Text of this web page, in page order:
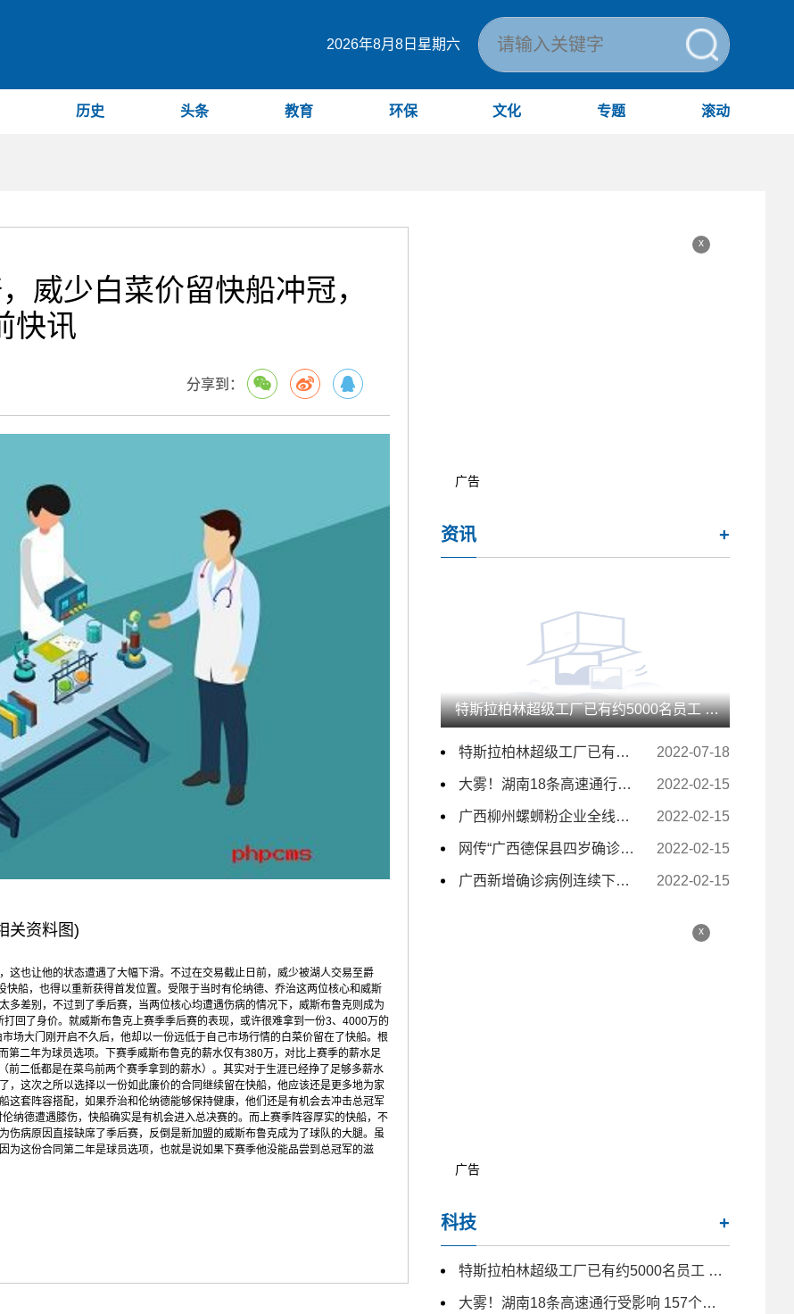
2026年8月8日星期六
历史 头条 教育 环保 文化 专题 滚动
威少白菜价留快船冲冠，
快讯
分享到：
关资料图)
这也让他的状态遭遇了大幅下滑。不过在交易截止日前，威少被湖人交易至爵
船，也得以重新获得首发位置。受限于当时有伦纳德、乔治这两位核心和威斯
差别，不过到了季后赛，当两位核心均遭遇伤病的情况下，威斯布鲁克则成为
回了身价。就威斯布鲁克上赛季季后赛的表现，或许很难拿到一份3、4000万的
场大门刚开启不久后，他却以一份远低于自己市场行情的白菜价留在了快船。根
二年为球员选项。下赛季威斯布鲁克的薪水仅有380万，对比上赛季的薪水足
二低都是在菜鸟前两个赛季拿到的薪水）。其实对于生涯已经挣了足够多薪水
这次之所以选择以一份如此廉价的合同继续留在快船，他应该还是更多地为家
这套阵容搭配，如果乔治和伦纳德能够保持健康，他们还是有机会去冲击总冠军
纳德遭遇膝伤，快船确实是有机会进入总决赛的。而上赛季阵容厚实的快船，不
病原因直接缺席了季后赛，反倒是新加盟的威斯布鲁克成为了球队的大腿。虽
这份合同第二年是球员选项，也就是说如果下赛季他没能品尝到总冠军的滋
x
广告
资讯 +
特斯拉柏林超级工厂已有约5000名员工 未来几月仍计划大量招人
特斯拉柏林超级工厂已有约5000名员工 未来几月仍计划大量招人 2022-07-18
大雾！湖南18条高速通行受影响 157个收费站临时交通管制 2022-02-15
广西柳州螺蛳粉企业全线复工复产 电商主播日夜带货 2022-02-15
网传“广西德保县四岁确诊小孩独自去隔离” 为不实信息 2022-02-15
广西新增确诊病例连续下降至个位数 2022-02-15
x
广告
科技 +
特斯拉柏林超级工厂已有约5000名员工 未来几月仍计划大量招人
大雾！湖南18条高速通行受影响 157个收费站临时交通管制